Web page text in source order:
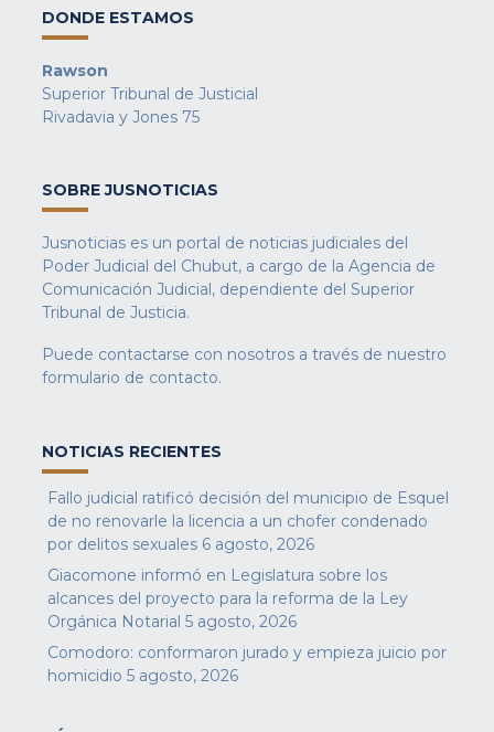
DONDE ESTAMOS
Rawson
Superior Tribunal de Justicial
Rivadavia y Jones 75
SOBRE JUSNOTICIAS
Jusnoticias es un portal de noticias judiciales del
Poder Judicial del Chubut, a cargo de la Agencia de
Comunicación Judicial, dependiente del Superior
Tribunal de Justicia.
Puede contactarse con nosotros a través de nuestro
formulario de contacto.
NOTICIAS RECIENTES
Fallo judicial ratificó decisión del municipio de Esquel
de no renovarle la licencia a un chofer condenado
por delitos sexuales 6 agosto, 2026
Giacomone informó en Legislatura sobre los
alcances del proyecto para la reforma de la Ley
Orgánica Notarial 5 agosto, 2026
Comodoro: conformaron jurado y empieza juicio por
homicidio 5 agosto, 2026